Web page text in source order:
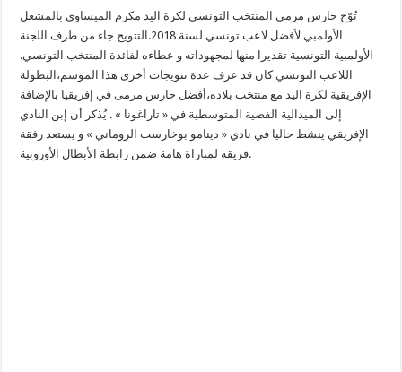
تُوّج حارس مرمى المنتخب التونسي لكرة اليد مكرم الميساوي بالمشعل
الأولمبي لأفضل لاعب تونسي لسنة 2018.التتويج جاء من طرف اللجنة
الأولمبية التونسية تقديرا منها لمجهوداته و عطاءه لفائدة المنتخب التونسي.
اللاعب التونسي كان قد عرف عدة تتويجات أخرى هذا الموسم،البطولة
الإفريقية لكرة اليد مع منتخب بلاده،أفضل حارس مرمى في إفريقيا بالإضافة
إلى الميدالية الفضية المتوسطية في « تاراغونا » . يُذكر أن إبن النادي
الإفريقي ينشط حاليا في نادي « دينامو بوخارست الروماني » و يستعد رفقة
فريقه لمباراة هامة ضمن رابطة الأبطال الأوروبية.